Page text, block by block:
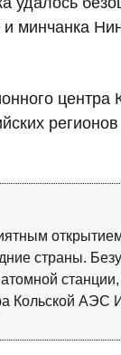
минчанка
центра
страны.
Кольской АЭС